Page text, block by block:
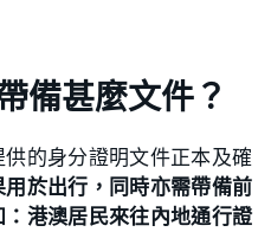
備甚麼文件？
的身分證明文件正本及確
於出行，同時亦需帶備前
港澳居民來往內地通行證